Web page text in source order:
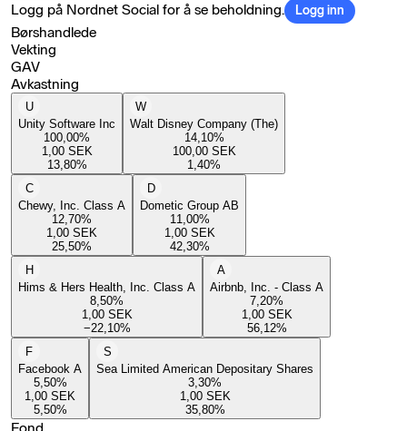
Logg på Nordnet Social for å se beholdning. Logg inn
Børshandlede
Vekting
GAV
Avkastning
U
Unity Software Inc
100,00%
1,00 SEK
13,80%
W
Walt Disney Company (The)
14,10%
100,00 SEK
1,40%
C
Chewy, Inc. Class A
12,70%
1,00 SEK
25,50%
D
Dometic Group AB
11,00%
1,00 SEK
42,30%
H
Hims & Hers Health, Inc. Class A
8,50%
1,00 SEK
−22,10%
A
Airbnb, Inc. - Class A
7,20%
1,00 SEK
56,12%
F
Facebook A
5,50%
1,00 SEK
5,50%
S
Sea Limited American Depositary Shares
3,30%
1,00 SEK
35,80%